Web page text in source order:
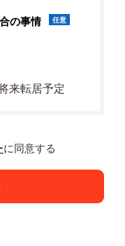
の事情 任意
来転居予定
に同意する